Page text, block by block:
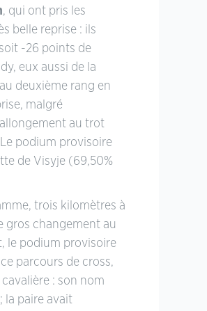
, qui ont pris les
belle reprise : ils
-26 points de
eux aussi de la
deuxième rang en
malgré
au trot
podium provisoire
de Visyje (69,50%
trois kilomètres à
gros changement au
le podium provisoire
parcours de cross,
: son nom
la paire avait